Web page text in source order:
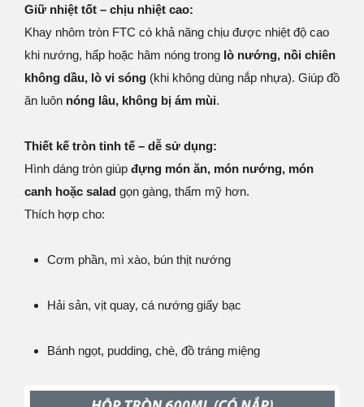
Giữ nhiệt tốt – chịu nhiệt cao:
Khay nhôm tròn FTC có khả năng chịu được nhiệt độ cao
khi nướng, hấp hoặc hâm nóng trong lò nướng, nồi chiên
không dầu, lò vi sóng (khi không dùng nắp nhựa). Giúp đồ
ăn luôn nóng lâu, không bị ám mùi.
Thiết kế tròn tinh tế – dễ sử dụng:
Hình dáng tròn giúp đựng món ăn, món nướng, món
canh hoặc salad gọn gàng, thẩm mỹ hơn.
Thích hợp cho:
Cơm phần, mì xào, bún thịt nướng
Hải sản, vịt quay, cá nướng giấy bạc
Bánh ngọt, pudding, chè, đồ tráng miệng